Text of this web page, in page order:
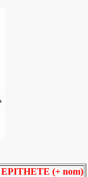
EPITHETE (+ nom)